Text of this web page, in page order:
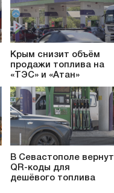
Крым снизит объём
продажи топлива на
«ТЭС» и «Атан»
В Севастополе вернут
QR-коды для
дешёвого топлива